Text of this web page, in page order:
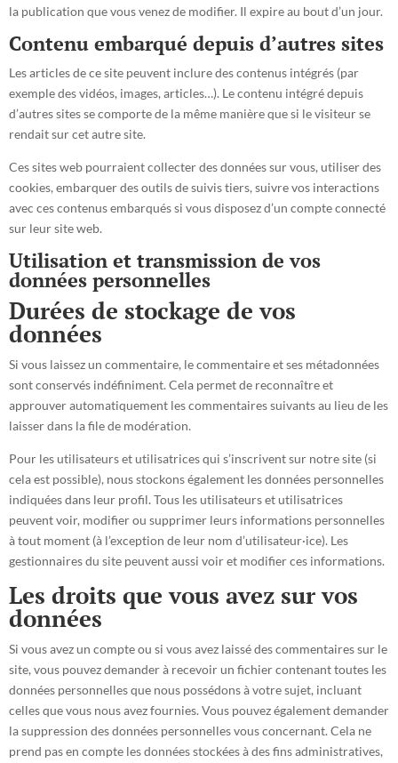
la publication que vous venez de modifier. Il expire au bout d’un jour.
Contenu embarqué depuis d’autres sites
Les articles de ce site peuvent inclure des contenus intégrés (par
exemple des vidéos, images, articles…). Le contenu intégré depuis
d’autres sites se comporte de la même manière que si le visiteur se
rendait sur cet autre site.
Ces sites web pourraient collecter des données sur vous, utiliser des
cookies, embarquer des outils de suivis tiers, suivre vos interactions
avec ces contenus embarqués si vous disposez d’un compte connecté
sur leur site web.
Utilisation et transmission de vos
données personnelles
Durées de stockage de vos
données
Si vous laissez un commentaire, le commentaire et ses métadonnées
sont conservés indéfiniment. Cela permet de reconnaître et
approuver automatiquement les commentaires suivants au lieu de les
laisser dans la file de modération.
Pour les utilisateurs et utilisatrices qui s’inscrivent sur notre site (si
cela est possible), nous stockons également les données personnelles
indiquées dans leur profil. Tous les utilisateurs et utilisatrices
peuvent voir, modifier ou supprimer leurs informations personnelles
à tout moment (à l’exception de leur nom d’utilisateur·ice). Les
gestionnaires du site peuvent aussi voir et modifier ces informations.
Les droits que vous avez sur vos
données
Si vous avez un compte ou si vous avez laissé des commentaires sur le
site, vous pouvez demander à recevoir un fichier contenant toutes les
données personnelles que nous possédons à votre sujet, incluant
celles que vous nous avez fournies. Vous pouvez également demander
la suppression des données personnelles vous concernant. Cela ne
prend pas en compte les données stockées à des fins administratives,